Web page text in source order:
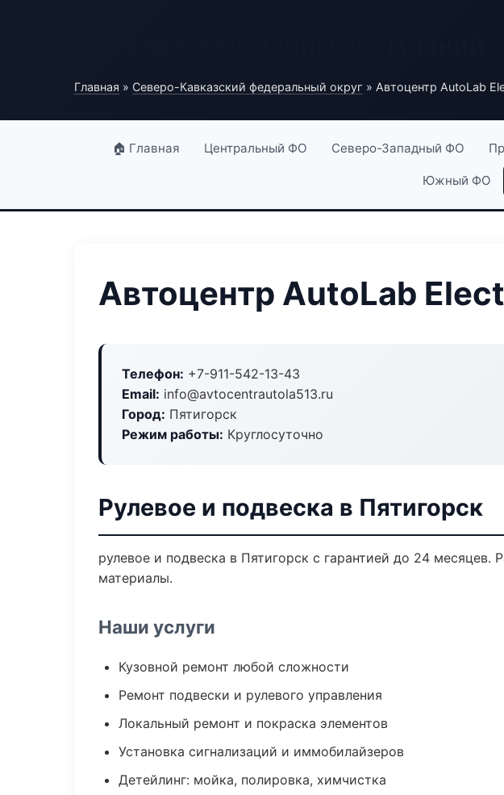
Главная » Северо-Кавказский федеральный округ » Автоцентр AutoLab
🏠 Главная Центральный ФО Северо-Западный ФО
Южный ФО
Автоцентр AutoLab
Телефон: +7-911-542-13-43
Email: info@avtocentrautola513.ru
Город: Пятигорск
Режим работы: Круглосуточно
Рулевое и подвеска в Пятигорск
рулевое и подвеска в Пятигорск с гарантией до 24
материалы.
Наши услуги
Кузовной ремонт любой сложности
Ремонт подвески и рулевого управления
Локальный ремонт и покраска элементов
Установка сигнализаций и иммобилайзеров
Детейлинг: мойка, полировка, химчистка